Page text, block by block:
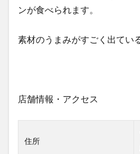
ンが食べられます。
素材のうまみがすごく出てい
店舗情報・アクセス
住所